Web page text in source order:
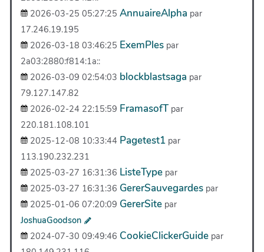
2026-03-25 05:27:25 AnnuaireAlpha par
17.246.19.195
2026-03-18 03:46:25 ExemPles par
2a03:2880:f814:1a::
2026-03-09 02:54:03 blockblastsaga par
79.127.147.82
2026-02-24 22:15:59 FramasofT par
220.181.108.101
2025-12-08 10:33:44 Pagetest1 par
113.190.232.231
2025-03-27 16:31:36 ListeType par
2025-03-27 16:31:36 GererSauvegardes par
2025-01-06 07:20:09 GererSite par
JoshuaGoodson
2024-07-30 09:49:46 CookieClickerGuide par